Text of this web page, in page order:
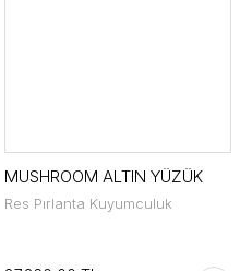
MUSHROOM ALTIN YÜZÜK
Res Pırlanta Kuyumculuk